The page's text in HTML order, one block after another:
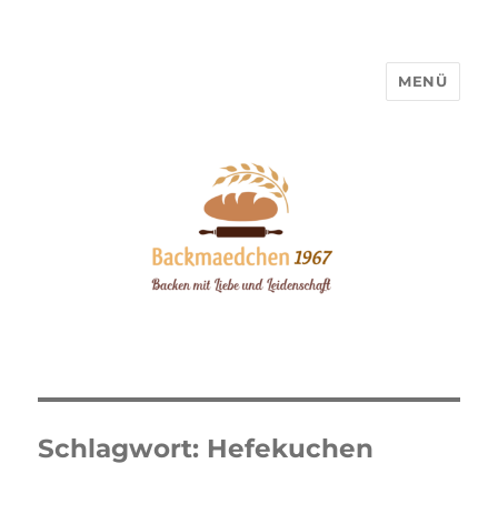
MENÜ
Schlagwort: Hefekuchen